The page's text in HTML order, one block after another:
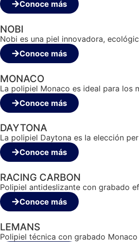
Conoce más
NOBI
Nobi es una piel innovadora,
Conoce más
MONACO
La polipiel Monaco es ideal para los
Conoce más
DAYTONA
La polipiel Daytona es la elección
Conoce más
RACING CARBON
Polipiel antideslizante con grabado
Conoce más
LEMANS
Polipiel técnica con grabado